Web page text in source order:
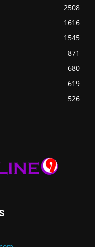
2508
1616
1545
871
680
619
526